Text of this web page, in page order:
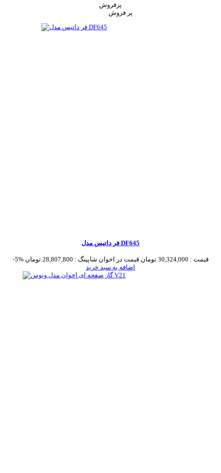
پرفروش
فر داتیس مدل DF645
-5% قیمت : 30,324,000 تومان قیمت در اخوان شاپینگ : 28,807,800 تومان
اضافه به سبد خرید